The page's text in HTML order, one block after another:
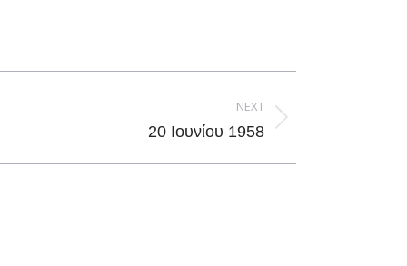
NEXT
20 Ιουνίου 1958